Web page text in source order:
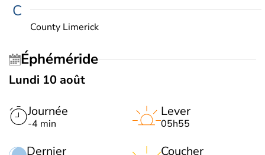
C
County Limerick
Éphéméride
Lundi 10 août
Journée
-4 min
Dernier
Lever
05h55
Coucher